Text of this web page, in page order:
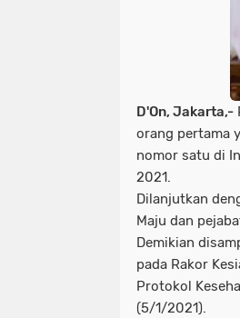
D'On, Jakarta,-
orang pertama
nomor satu di
2021.
Dilanjutkan
Maju dan
Demikian
pada Rakor
Protokol
(5/1/2021).